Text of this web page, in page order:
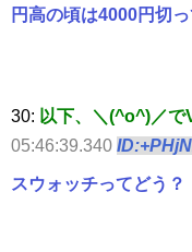
円高の頃は4000円切
30: 以下、＼(^o^)／で
05:46:39.340
スウォッチってどう？